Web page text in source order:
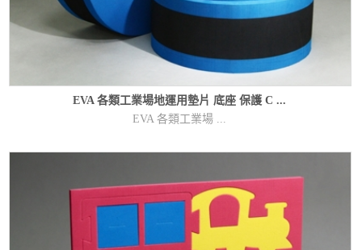
EVA 各類工業場地運用墊片 底座 保護 C ...
EVA 各類工業場 ...